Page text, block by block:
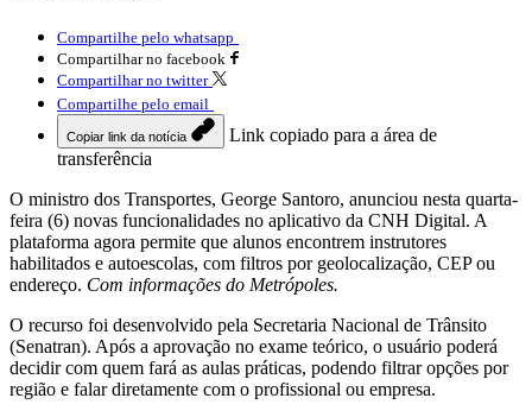
Compartilhe pelo whatsapp
Compartilhar no facebook
Compartilhar no twitter
Compartilhe pelo email
Copiar link da notícia
Link copiado para a área de
transferência
O ministro dos Transportes, George Santoro, anunciou nesta quarta-
feira (6) novas funcionalidades no aplicativo da CNH Digital. A
plataforma agora permite que alunos encontrem instrutores
habilitados e autoescolas, com filtros por geolocalização, CEP ou
endereço. Com informações do Metrópoles.
O recurso foi desenvolvido pela Secretaria Nacional de Trânsito
(Senatran). Após a aprovação no exame teórico, o usuário poderá
decidir com quem fará as aulas práticas, podendo filtrar opções por
região e falar diretamente com o profissional ou empresa.